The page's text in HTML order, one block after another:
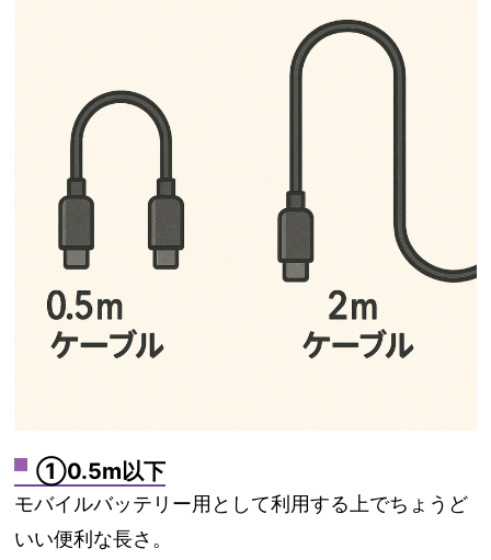
①0.5m以下
モバイルバッテリー用として利用する上でちょうど
いい便利な長さ。